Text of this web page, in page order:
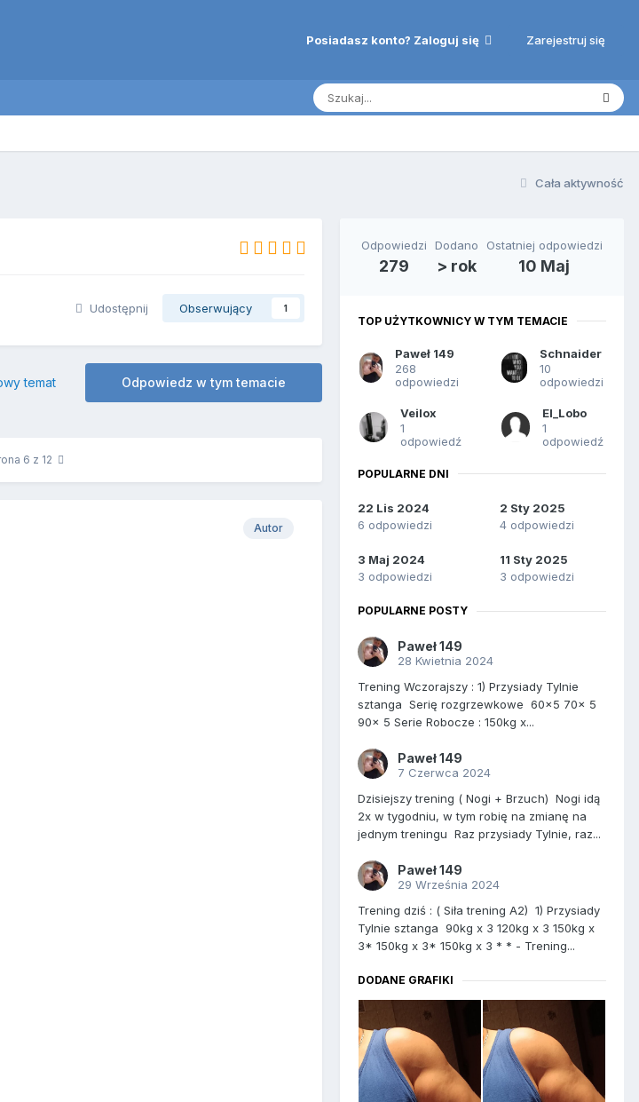
Posiadasz konto? Zaloguj się Zarejestruj się
Cała aktywność
Udostępnij Obserwujący 1
Odpowiedz w tym temacie
temat
6 z 12
Autor
Odpowiedzi
279
Dodano
> rok
Ostatniej odpowiedzi
10 Maj
TOP UŻYTKOWNICY W TYM TEMACIE
Paweł 149
268
odpowiedzi
Schnaider
10
odpowiedzi
Veilox
1
odpowiedź
El_Lobo
1
odpowiedź
POPULARNE DNI
22 Lis 2024
6 odpowiedzi
2 Sty 2025
4 odpowiedzi
3 Maj 2024
3 odpowiedzi
11 Sty 2025
3 odpowiedzi
POPULARNE POSTY
Paweł 149
28 Kwietnia 2024
Trening Wczorajszy : 1) Przysiady Tylnie
sztanga Serię rozgrzewkowe 60x5 70x 5
90x 5 Serie Robocze : 150kg x...
Paweł 149
7 Czerwca 2024
Dzisiejszy trening ( Nogi + Brzuch) Nogi idą
2x w tygodniu, w tym robię na zmianę na
jednym treningu Raz przysiady Tylnie, raz...
Paweł 149
29 Września 2024
Trening dziś : ( Siła trening A2) 1) Przysiady
Tylnie sztanga 90kg x 3 120kg x 3 150kg x
3* 150kg x 3* 150kg x 3 * * - Trening...
DODANE GRAFIKI